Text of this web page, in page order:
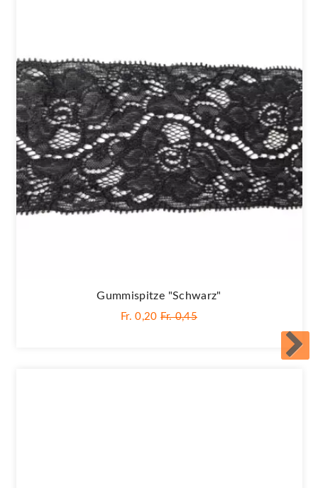
Gummispitze "schwarz"
Fr. 0,20 Fr. 0,45